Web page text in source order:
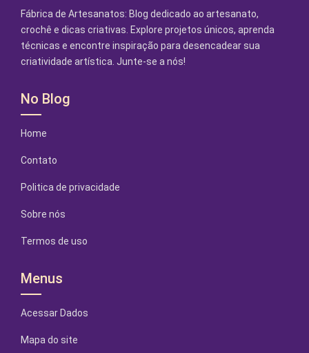
Fábrica de Artesanatos: Blog dedicado ao artesanato,
crochê e dicas criativas. Explore projetos únicos, aprenda
técnicas e encontre inspiração para desencadear sua
criatividade artística. Junte-se a nós!
No Blog
Home
Contato
Politica de privacidade
Sobre nós
Termos de uso
Menus
Acessar Dados
Mapa do site